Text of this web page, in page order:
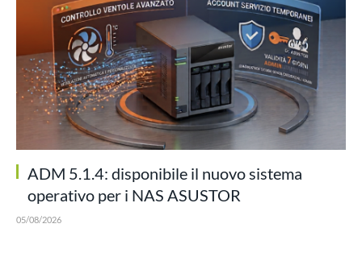
ADM 5.1.4: disponibile il nuovo sistema
operativo per i NAS ASUSTOR
05/08/2026